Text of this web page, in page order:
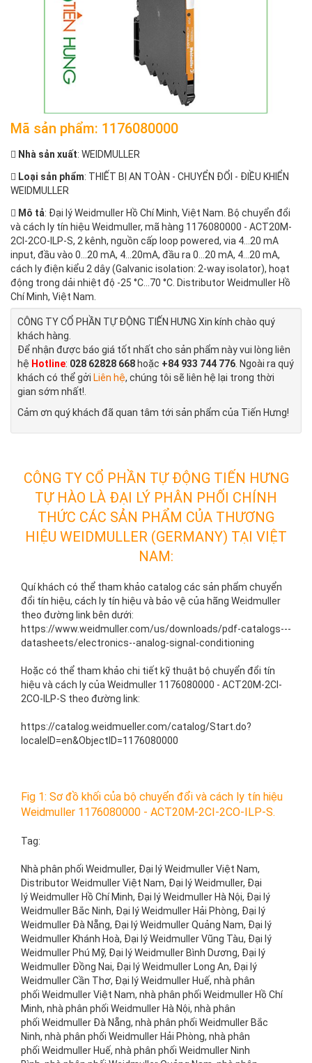
Mã sản phẩm: 1176080000
Nhà sản xuất: WEIDMULLER
Loại sản phẩm: THIẾT BỊ AN TOÀN - CHUYỂN ĐỔI - ĐIỀU KHIỂN
WEIDMULLER
Mô tả: Đại lý Weidmuller Hồ Chí Minh, Việt Nam. Bộ chuyển đổi
và cách ly tín hiệu Weidmuller, mã hàng 1176080000 - ACT20M-
2CI-2CO-ILP-S, 2 kênh, nguồn cấp loop powered, via 4...20 mA
input, đầu vào 0...20 mA, 4…20mA, đầu ra 0...20 mA, 4...20 mA,
cách ly điện kiểu 2 dây (Galvanic isolation: 2-way isolator), hoạt
động trong dải nhiệt độ -25 °C...70 °C. Distributor Weidmuller Hồ
Chí Minh, Việt Nam.
CÔNG TY CỔ PHẦN TỰ ĐỘNG TIẾN HƯNG Xin kính chào quý
khách hàng.
Để nhận được báo giá tốt nhất cho sản phẩm này vui lòng liên
hệ Hotline: 028 62828 668 hoặc +84 933 744 776. Ngoài ra quý
khách có thể gởi Liên hệ, chúng tôi sẽ liên hệ lại trong thời
gian sớm nhất!.
Cảm ơn quý khách đã quan tâm tới sản phẩm của Tiến Hưng!
CÔNG TY CỔ PHẦN TỰ ĐỘNG TIẾN HƯNG
TỰ HÀO LÀ ĐẠI LÝ PHÂN PHỐI CHÍNH
THỨC CÁC SẢN PHẨM CỦA THƯƠNG
HIỆU WEIDMULLER (GERMANY) TẠI VIỆT
NAM:
Quí khách có thể tham khảo catalog các sản phẩm chuyển
đổi tín hiệu, cách ly tín hiệu và bảo vệ của hãng Weidmuller
theo đường link bên dưới:
https://www.weidmuller.com/us/downloads/pdf-catalogs---
datasheets/electronics--analog-signal-conditioning
Hoặc có thể tham khảo chi tiết kỹ thuật bộ chuyển đổi tín
hiệu và cách ly của Weidmuller 1176080000 - ACT20M-2CI-
2CO-ILP-S theo đường link:
https://catalog.weidmueller.com/catalog/Start.do?
localeID=en&ObjectID=1176080000
Fig 1: Sơ đồ khối của bộ chuyển đổi và cách ly tín hiệu
Weidmuller 1176080000 - ACT20M-2CI-2CO-ILP-S.
Tag:
Nhà phân phối Weidmuller, Đại lý Weidmuller Việt Nam,
Distributor Weidmuller Việt Nam, Đại lý Weidmuller, Đại
lý Weidmuller Hồ Chí Minh, Đại lý Weidmuller Hà Nội, Đại lý
Weidmuller Bắc Ninh, Đại lý Weidmuller Hải Phòng, Đại lý
Weidmuller Đà Nẵng, Đại lý Weidmuller Quảng Nam, Đại lý
Weidmuller Khánh Hoà, Đại lý Weidmuller Vũng Tàu, Đại lý
Weidmuller Phú Mỹ, Đại lý Weidmuller Bình Dương, Đại lý
Weidmuller Đồng Nai, Đại lý Weidmuller Long An, Đại lý
Weidmuller Cần Thơ, Đại lý Weidmuller Huế, nhà phân
phối Weidmuller Việt Nam, nhà phân phối Weidmuller Hồ Chí
Minh, nhà phân phối Weidmuller Hà Nội, nhà phân
phối Weidmuller Đà Nẵng, nhà phân phối Weidmuller Bắc
Ninh, nhà phân phối Weidmuller Hải Phòng, nhà phân
phối Weidmuller Huế, nhà phân phối Weidmuller Ninh